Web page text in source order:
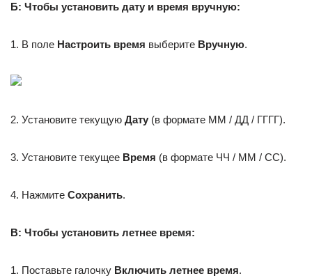
Б: Чтобы установить дату и время вручную:
1. В поле Настроить время выберите Вручную.
2. Установите текущую Дату (в формате ММ / ДД / ГГГГ).
3. Установите текущее Время (в формате ЧЧ / ММ / СС).
4. Нажмите Сохранить.
В: Чтобы установить летнее время:
1. Поставьте галочку Включить летнее время.